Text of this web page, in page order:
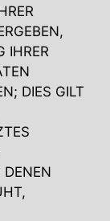
IHRER
DIES GILT